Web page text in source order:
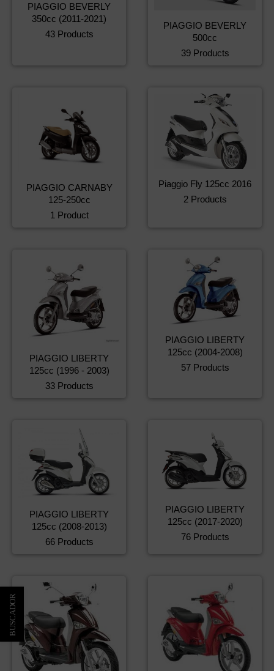
PIAGGIO BEVERLY
350cc (2011-2021)
43 Products
PIAGGIO BEVERLY
500cc
39 Products
PIAGGIO CARNABY
125-250cc
1 Product
Piaggio Fly 125cc 2016
2 Products
PIAGGIO LIBERTY
125cc (1996 - 2003)
33 Products
PIAGGIO LIBERTY
125cc (2004-2008)
57 Products
PIAGGIO LIBERTY
125cc (2008-2013)
66 Products
PIAGGIO LIBERTY
125cc (2017-2020)
76 Products